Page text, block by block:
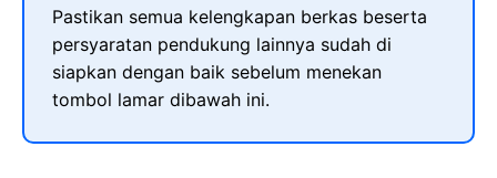
Pastikan semua kelengkapan berkas beserta
persyaratan pendukung lainnya sudah di
siapkan dengan baik sebelum menekan
tombol lamar dibawah ini.